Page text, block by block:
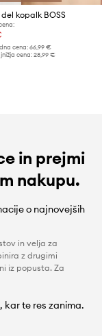
kopalk BOSS
cena: 66,99 €
cena: 28,99 €
in prejmi
nakupu.
o najnovejših
in velja za
z drugimi
iz popusta. Za
kar te res zanima.